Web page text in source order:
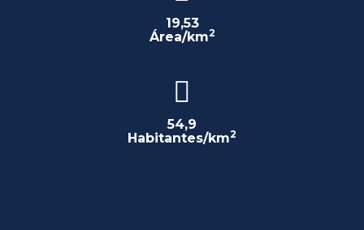
19,53
Área/km2
54,9
Habitantes/km2